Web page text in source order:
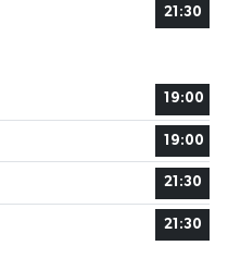
21:30
19:00
19:00
21:30
21:30